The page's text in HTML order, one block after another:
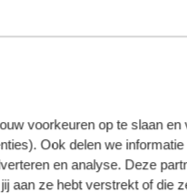
voorkeuren op te slaan en
Ook delen we
en analyse. Deze
aan ze hebt verstrekt of die